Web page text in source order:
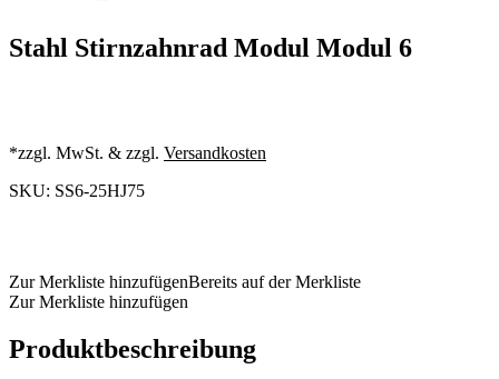
Stahl Stirnzahnrad Modul Modul 6
*zzgl. MwSt. & zzgl. Versandkosten
SKU: SS6-25HJ75
Zur Merkliste hinzufügenBereits auf der Merkliste
Zur Merkliste hinzufügen
Produktbeschreibung